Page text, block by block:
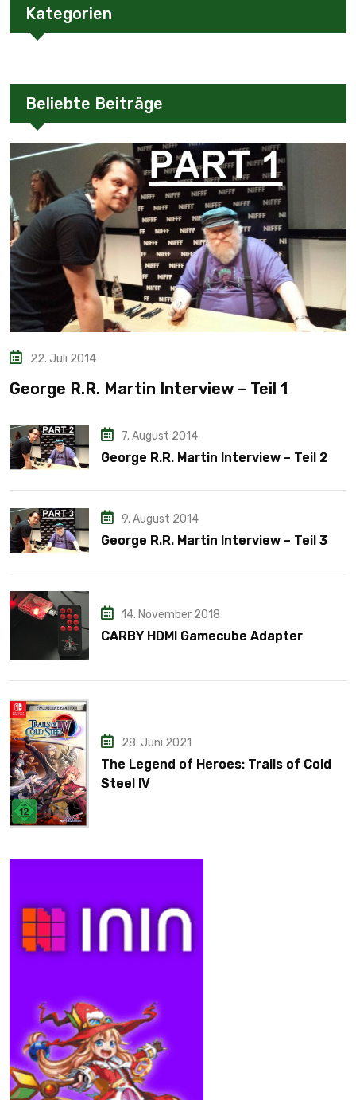
Kategorien
Beliebte Beiträge
22. Juli 2014
George R.R. Martin Interview – Teil 1
7. August 2014
George R.R. Martin Interview – Teil 2
9. August 2014
George R.R. Martin Interview – Teil 3
14. November 2018
CARBY HDMI Gamecube Adapter
28. Juni 2021
The Legend of Heroes: Trails of Cold
Steel IV